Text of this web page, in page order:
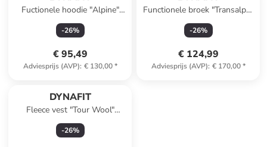
Fuctionele hoodie "Alpine"
roze
-26%
€ 95,49
Adviesprijs (AVP): € 130,00*
Functionele broek "Transalper
Pro" donkerblauw
-26%
€ 124,99
Adviesprijs (AVP): € 170,00*
DYNAFIT
Fleece vest "Tour Wool"
lichtroze
-26%